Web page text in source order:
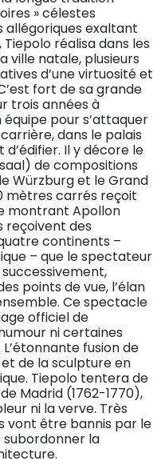
» célestes
allégoriques exaltant
Tiepolo réalisa dans les
ville natale, plusieurs
d’une virtuosité et
fort de sa grande
trois années à
pour s’attaquer
dans le palais
Il y décore le
de compositions
Würzburg et le Grand
mètres carrés reçoit
montrant Apollon
reçoivent des
continents –
– que le spectateur
points de vue, l’élan
Ce spectacle
officiel de
ni certaines
fusion de
de la sculpture en
Tiepolo tentera de
Madrid (1762-1770),
ni la verve. Très
vont être bannis par le
subordonner la